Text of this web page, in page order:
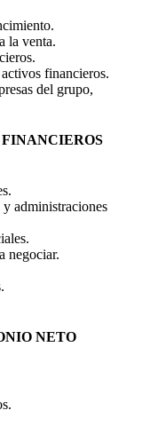
la venta.
financieros.
del grupo,
y administraciones
negociar.
NETO